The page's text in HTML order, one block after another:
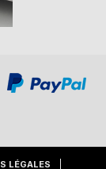
LÉGALES